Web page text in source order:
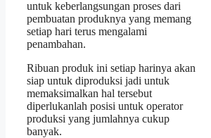
untuk keberlangsungan proses dari
pembuatan produknya yang memang
setiap hari terus mengalami
penambahan.
Ribuan produk ini setiap harinya akan
siap untuk diproduksi jadi untuk
memaksimalkan hal tersebut
diperlukanlah posisi untuk operator
produksi yang jumlahnya cukup
banyak.